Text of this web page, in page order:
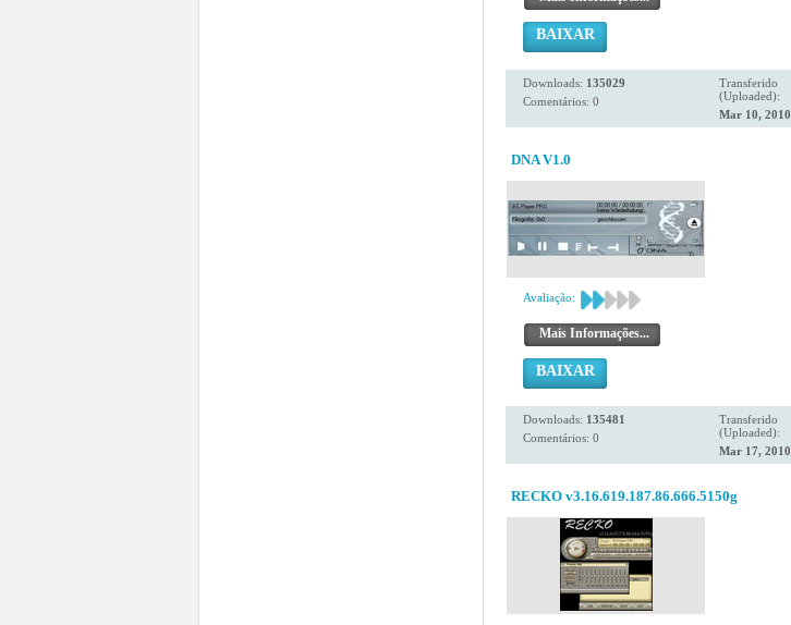
BAIXAR
Downloads: 135029
Comentários: 0
Transferido
(Uploaded):
Mar 10, 2010
DNA V1.0
Avaliação:
Mais Informações...
BAIXAR
Downloads: 135481
Comentários: 0
Transferido
(Uploaded):
Mar 17, 2010
RECKO v3.16.619.187.86.666.5150g